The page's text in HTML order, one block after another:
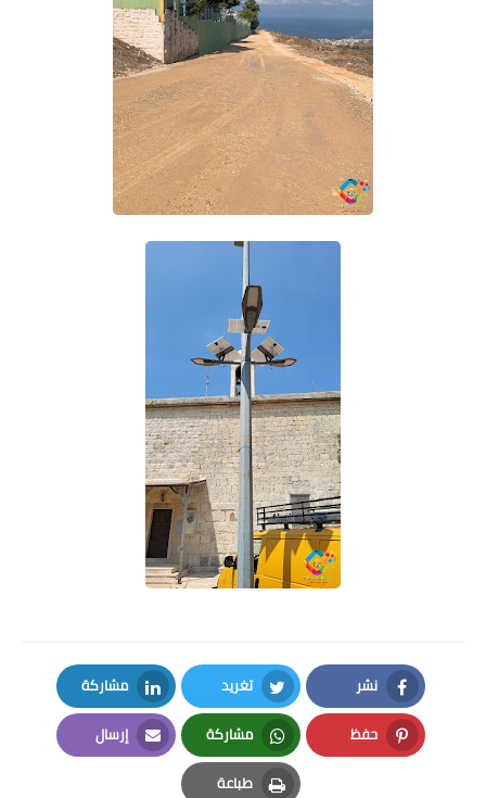
نشر
Facebook
تغريد
Twitter
مشاركة
LinkedIn
حفظ
Pinterest
مشاركة
Whatsapp
إرسال
Email
طباعة